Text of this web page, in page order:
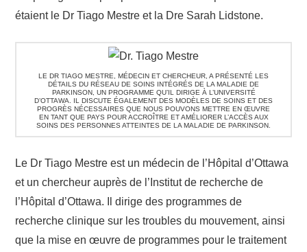
étaient le Dr Tiago Mestre et la Dre Sarah Lidstone.
LE DR TIAGO MESTRE, MÉDECIN ET CHERCHEUR, A PRÉSENTÉ LES
DÉTAILS DU RÉSEAU DE SOINS INTÉGRÉS DE LA MALADIE DE
PARKINSON, UN PROGRAMME QU’IL DIRIGE À L’UNIVERSITÉ
D’OTTAWA. IL DISCUTE ÉGALEMENT DES MODÈLES DE SOINS ET DES
PROGRÈS NÉCESSAIRES QUE NOUS POUVONS METTRE EN ŒUVRE
EN TANT QUE PAYS POUR ACCROÎTRE ET AMÉLIORER L’ACCÈS AUX
SOINS DES PERSONNES ATTEINTES DE LA MALADIE DE PARKINSON.
Le Dr Tiago Mestre est un médecin de l’Hôpital d’Ottawa
et un chercheur auprès de l’Institut de recherche de
l’Hôpital d’Ottawa. Il dirige des programmes de
recherche clinique sur les troubles du mouvement, ainsi
que la mise en œuvre de programmes pour le traitement